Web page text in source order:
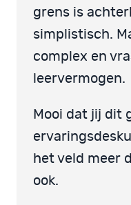
grens is
simplistisch.
complex en
leervermogen.
Mooi dat jij dit
het veld meer
ook.